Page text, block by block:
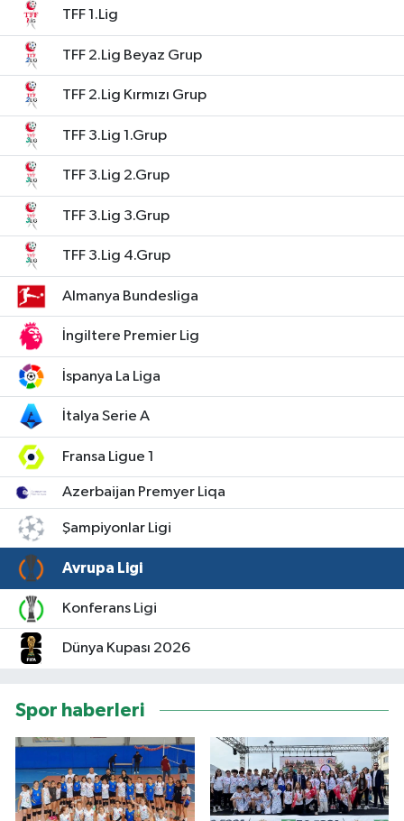
TFF 1.Lig
TFF 2.Lig Beyaz Grup
TFF 2.Lig Kırmızı Grup
TFF 3.Lig 1.Grup
TFF 3.Lig 2.Grup
TFF 3.Lig 3.Grup
TFF 3.Lig 4.Grup
Almanya Bundesliga
İngiltere Premier Lig
İspanya La Liga
İtalya Serie A
Fransa Ligue 1
Azerbaijan Premyer Liqa
Şampiyonlar Ligi
Avrupa Ligi
Konferans Ligi
Dünya Kupası 2026
Spor haberleri